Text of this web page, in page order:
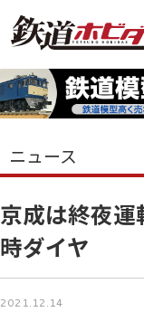
ニュース
京成は終夜
時ダイヤ
2021.12.14